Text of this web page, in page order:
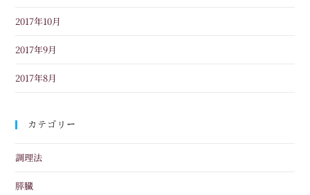
2017年10月
2017年9月
2017年8月
カテゴリー
調理法
膵臓